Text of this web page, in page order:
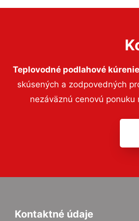
Teplovodné podlahové
skúsených a zodpovedných
nezáväznú cenovú
Kontaktné údaje